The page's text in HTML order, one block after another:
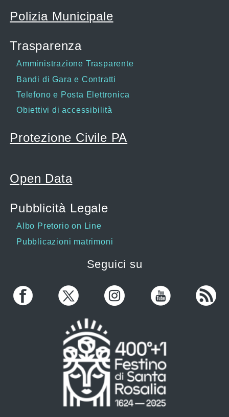
Polizia Municipale
Trasparenza
Amministrazione Trasparente
Bandi di Gara e Contratti
Telefono e Posta Elettronica
Obiettivi di accessibilità
Protezione Civile PA
Open Data
Pubblicità Legale
Albo Pretorio on Line
Pubblicazioni matrimoni
Seguici su